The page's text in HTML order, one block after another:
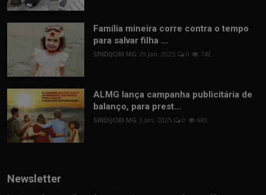
Família mineira corre contra o tempo
para salvar filha ...
SINDIJORI MG 29 Jan, 2025 0 748
ALMG lança campanha publicitária de
balanço, para prest...
SINDIJORI MG 3 Jan, 2025 0 669
Newsletter